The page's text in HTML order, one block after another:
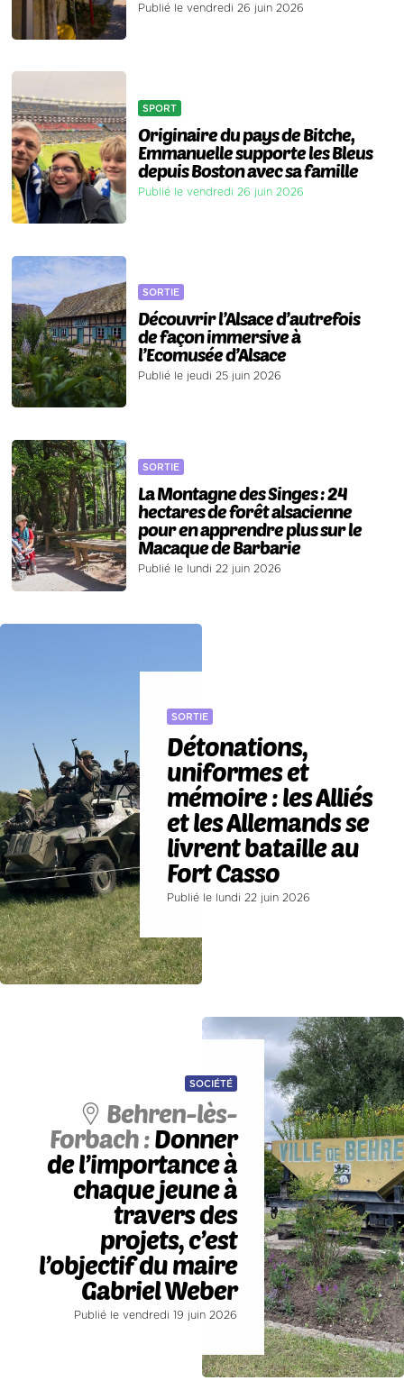
Publié le vendredi 26 juin 2026
SPORT
Originaire du pays de Bitche,
Emmanuelle supporte les Bleus
depuis Boston avec sa famille
Publié le vendredi 26 juin 2026
SORTIE
Découvrir l’Alsace d’autrefois
de façon immersive à
l’Ecomusée d’Alsace
Publié le jeudi 25 juin 2026
SORTIE
La Montagne des Singes : 24
hectares de forêt alsacienne
pour en apprendre plus sur le
Macaque de Barbarie
Publié le lundi 22 juin 2026
SORTIE
Détonations,
uniformes et
mémoire : les Alliés
et les Allemands se
livrent bataille au
Fort Casso
Publié le lundi 22 juin 2026
SOCIÉTÉ
Behren-lès-
Forbach :Donner
de l’importance à
chaque jeune à
travers des
projets, c’est
l’objectif du maire
Gabriel Weber
Publié le vendredi 19 juin 2026